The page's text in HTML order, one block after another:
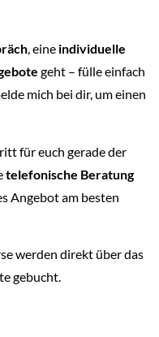
, eine individuelle
geht – fülle einfach
mich bei dir, um einen
für euch gerade der
telefonische Beratung
Angebot am besten
werden direkt über das
gebucht.